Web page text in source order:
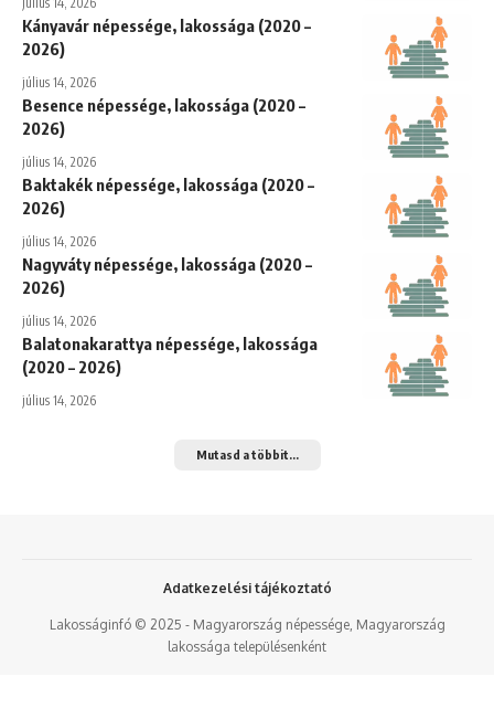
Kányavár népessége, lakossága (2020 –
2026)
július 14, 2026
Besence népessége, lakossága (2020 –
2026)
július 14, 2026
Baktakék népessége, lakossága (2020 –
2026)
július 14, 2026
Nagyváty népessége, lakossága (2020 –
2026)
július 14, 2026
Balatonakarattya népessége, lakossága
(2020 – 2026)
július 14, 2026
Mutasd a többit...
Lakosságinfó © 2025 - Magyarország népessége, Magyarország
lakossága településenként
Adatkezelési tájékoztató